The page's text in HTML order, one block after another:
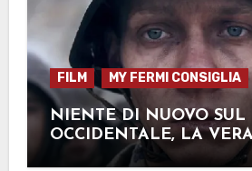
FILM MY FERMI CONSIGLIA
NIENTE DI NUOVO SUL
OCCIDENTALE, LA
DELLA GRANDE GUERRA